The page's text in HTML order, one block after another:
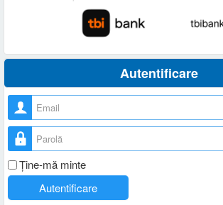
Autentificare
Nume utilizator
Parolă
Ţine-mă minte
Autentificare